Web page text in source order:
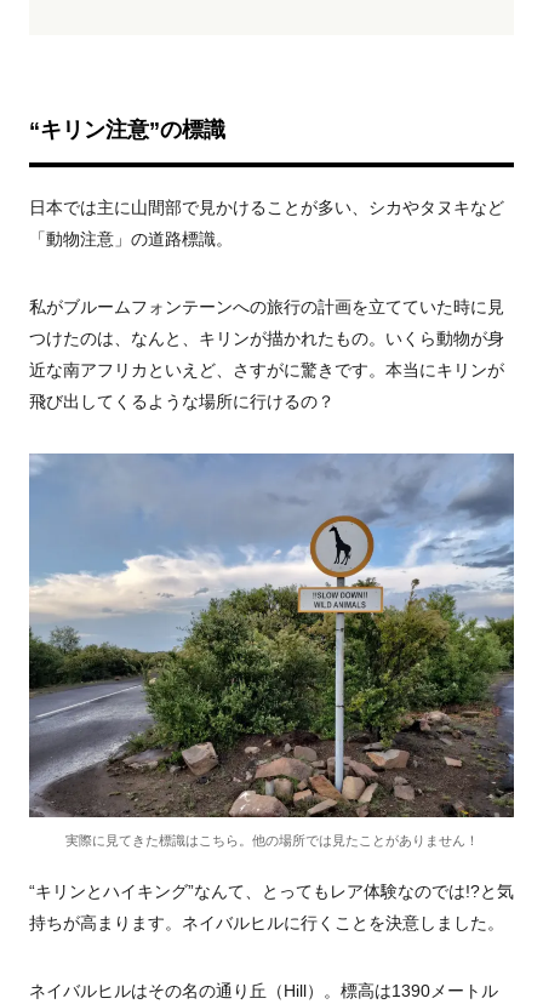
“キリン注意”の標識
日本では主に山間部で見かけることが多い、シカやタヌキなど
「動物注意」の道路標識。
私がブルームフォンテーンへの旅行の計画を立てていた時に見
つけたのは、なんと、キリンが描かれたもの。いくら動物が身
近な南アフリカといえど、さすがに驚きです。本当にキリンが
飛び出してくるような場所に行けるの？
実際に見てきた標識はこちら。他の場所では見たことがありません！
“キリンとハイキング”なんて、とってもレア体験なのでは!?と気
持ちが高まります。ネイバルヒルに行くことを決意しました。
ネイバルヒルはその名の通り丘（Hill）。標高は1390メートル